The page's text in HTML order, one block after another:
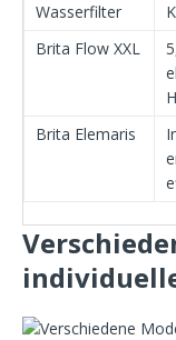
Wasserfilter
Brita Flow XXL
Brita Elemaris